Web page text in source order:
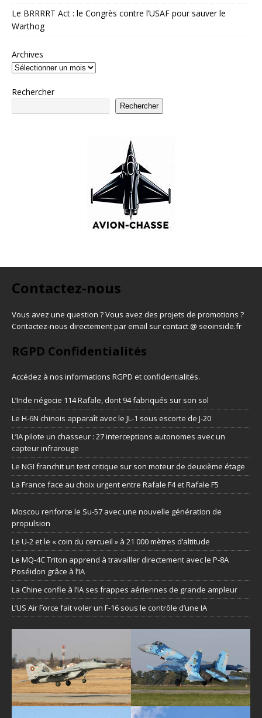
Le BRRRRT Act : le Congrès contre l’USAF pour sauver le
Warthog
Archives
Rechercher
Rechercher
Contactez-nous
Vous avez une question ? Vous avez des projets de promotions ?
Contactez-nous directement par email sur contact @ seoinside.fr
RGPD Confidentialités
Accédez à nos informations RGPD et confidentialités.
L’Inde négocie 114 Rafale, dont 94 fabriqués sur son sol
Le H-6N chinois apparaît avec le JL-1 sous escorte de J-20
L’IA pilote un chasseur : 27 interceptions autonomes avec un
capteur infrarouge
Le NGI franchit un test critique sur son moteur de deuxième étage
La France face au choix urgent entre Rafale F4 et Rafale F5
Moscou renforce le Su-57 avec une nouvelle génération de
propulsion
Le U-2 et le « coin du cercueil » à 21 000 mètres d’altitude
Le MQ-4C Triton apprend à travailler directement avec le P-8A
Poséidon grâce à l’IA
La Chine confie à l’IA ses frappes aériennes de grande ampleur
L’US Air Force fait voler un F-16 sous le contrôle d’une IA